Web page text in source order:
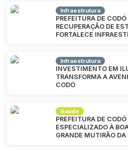
Infraestrutura
PREFEITURA DE
RECUPERAÇÃO DE
FORTALECE
Infraestrutura
INVESTIMENTO EM
TRANSFORMA A
CODÓ
Saúde
PREFEITURA DE
ESPECIALIZADO À
GRANDE MUTIRÃO DA